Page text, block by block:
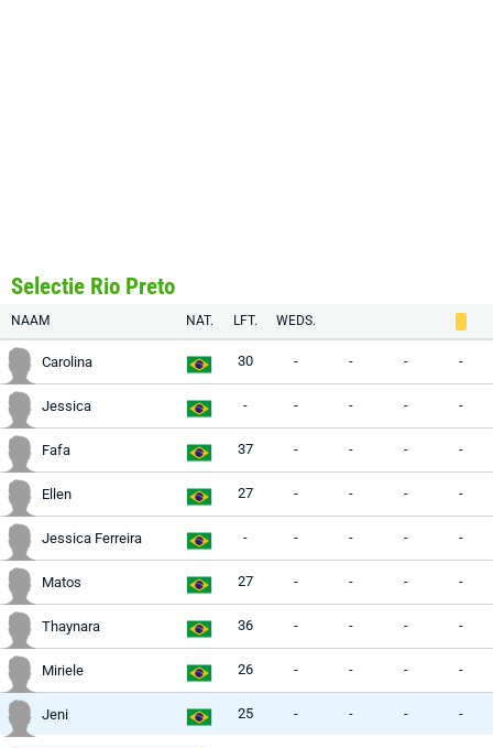
Selectie Rio Preto
NAAM NAT. LFT. WEDS.
Carolina 30 - - - -
Jessica - - - - -
Fafa 37 - - - -
Ellen 27 - - - -
Jessica Ferreira - - - - -
Matos 27 - - - -
Thaynara 36 - - - -
Miriele 26 - - - -
Jeni 25 - - - -